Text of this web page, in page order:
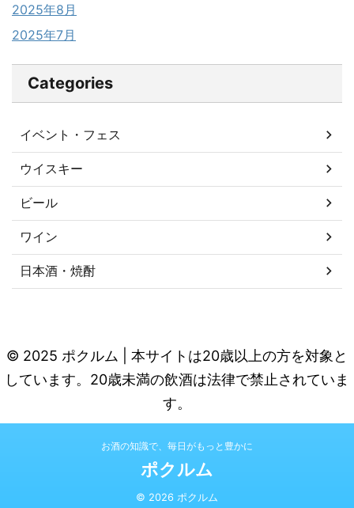
2025年8月
2025年7月
Categories
イベント・フェス
ウイスキー
ビール
ワイン
日本酒・焼酎
© 2025 ポクルム | 本サイトは20歳以上の方を対象と
しています。20歳未満の飲酒は法律で禁止されていま
す。
お酒の知識で、毎日がもっと豊かに
ポクルム
© 2026 ポクルム